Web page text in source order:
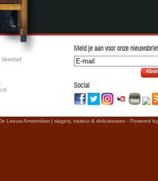
Veenhof
Meld je aan voor onze
Social
Leeuw Amsterdam | slagerij, traiteur & delicatessen - Powered